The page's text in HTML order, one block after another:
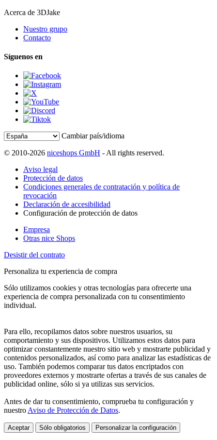
Acerca de 3DJake
Nuestro grupo
Contacto
Síguenos en
Cambiar país/idioma
© 2010-2026 niceshops GmbH - All rights reserved.
Aviso legal
Protección de datos
Condiciones generales de contratación y política de
revocación
Declaración de accesibilidad
Configuración de protección de datos
Empresa
Otras nice Shops
Desistir del contrato
Personaliza tu experiencia de compra
Sólo utilizamos cookies y otras tecnologías para ofrecerte una
experiencia de compra personalizada con tu consentimiento
individual.
Para ello, recopilamos datos sobre nuestros usuarios, su
comportamiento y sus dispositivos. Utilizamos estos datos para
optimizar constantemente nuestro sitio web y mostrarte publicidad y
contenidos personalizados, así como para analizar las estadísticas de
uso. También podemos comparar tus datos encriptados con
proveedores externos y mostrarte ofertas a través de sus canales de
publicidad online, sólo si ya utilizas sus servicios.
Antes de dar tu consentimiento, comprueba tu configuración y
nuestroAviso de Protección de Datos.
Aceptar Sólo obligatorios Personalizar la configuración